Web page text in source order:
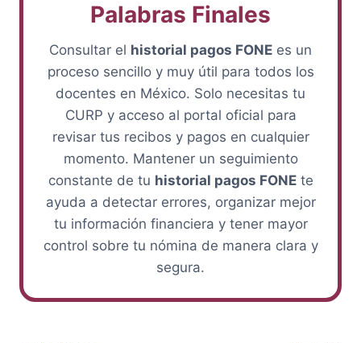
Palabras Finales
Consultar el historial pagos FONE es un
proceso sencillo y muy útil para todos los
docentes en México. Solo necesitas tu
CURP y acceso al portal oficial para
revisar tus recibos y pagos en cualquier
momento. Mantener un seguimiento
constante de tu historial pagos FONEte
ayuda a detectar errores, organizar mejor
tu información financiera y tener mayor
control sobre tu nómina de manera clara y
segura.